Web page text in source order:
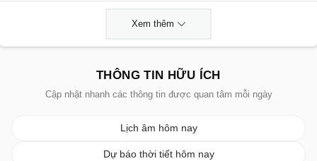
Xem thêm
THÔNG TIN HỮU ÍCH
Cập nhật nhanh các thông tin được quan tâm mỗi ngày
Lịch âm hôm nay
Dự báo thời tiết hôm nay